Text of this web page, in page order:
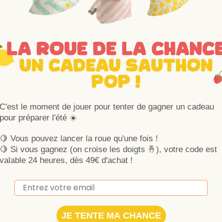
aimerez
C'est le moment de jouer pour tenter de gagner un cadeau
pour préparer l'été ☀️
🍋 Vous pouvez lancer la roue qu'une fois !
🍋 Si vous gagnez (on croise les doigts 🤞), votre code est
valable 24 heures, dès 49€ d'achat !
Email
JE TENTE MA CHANCE